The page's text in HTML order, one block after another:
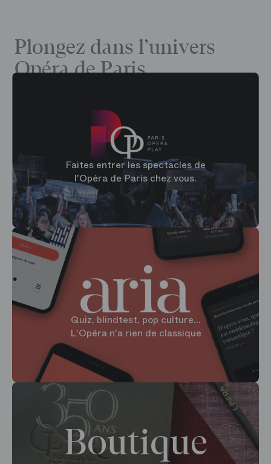
Plongez dans l’univers
Opéra de Paris
Faites entrer les spectacles de
l'Opéra de Paris chez vous.
Quiz, blindtest, pop culture...
L'Opéra n'a rien de classique
Boutique